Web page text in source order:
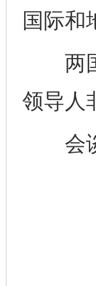
国际和
两国
领导人
会谈